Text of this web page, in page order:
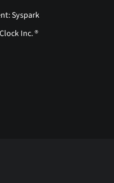
Syspark
Inc. ®